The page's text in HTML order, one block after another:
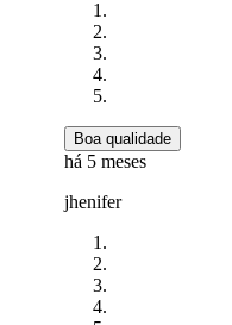
Boa qualidade
há 5 meses
jhenifer